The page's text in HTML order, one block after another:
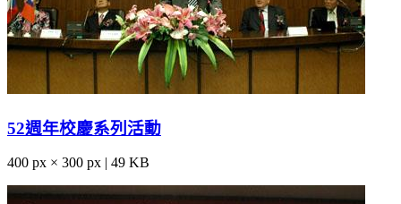
52週年校慶系列活動
400 px × 300 px | 49 KB